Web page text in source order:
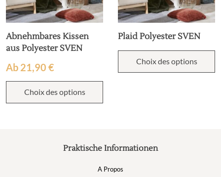
Abnehmbares Kissen
aus Polyester SVEN
Ab 21,90 €
Choix des options
Plaid Polyester SVEN
Choix des options
Praktische Informationen
A Propos